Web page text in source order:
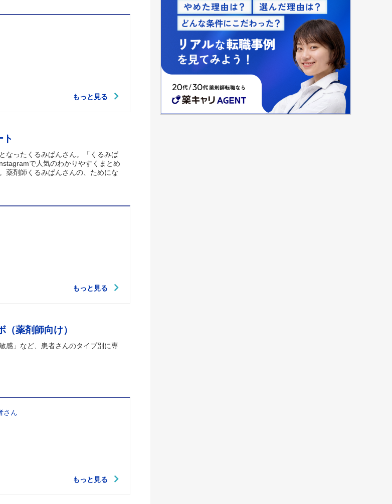
もっと見る
ト
なったくるみぱんさん。「くるみぱ
で人気のわかりやすくまとめ
薬剤師くるみぱんさんの、ためにな
もっと見る
薬剤師向け）
感」など、患者さんのタイプ別に専
さん
もっと見る